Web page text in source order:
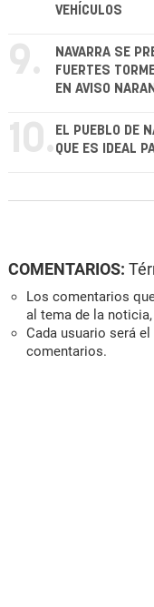
VEHÍCULOS
9.
NAVARRA SE
FUERTES
EN AVISO
10. EL PUEBLO DE
QUE ES IDEAL
COMENTARIOS:
Los comentarios
al tema de la
Cada usuario será
comentarios.